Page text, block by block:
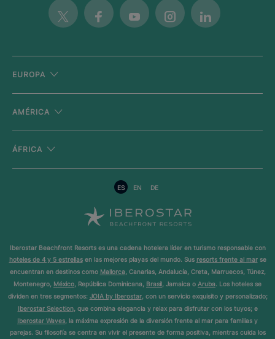
Twitter FacebookYoutubeInstagramLinkedin
EUROPA
AMÉRICA
ÁFRICA
ES EN DE
Iberostar Beachfront Resorts es una cadena hotelera líder en turismo responsable con
hoteles de 4 y 5 estrellasen las mejores playas del mundo. Sus resorts frente al marse
encuentran en destinos como Mallorca, Canarias, Andalucía, Creta, Marruecos, Túnez,
Montenegro, México, República Dominicana, Brasil, Jamaica o Aruba. Los hoteles se
dividen en tres segmentos: JOIA by Iberostar, con un servicio exquisito y personalizado;
Iberostar Selection, que combina elegancia y relax para disfrutar con los tuyos; e
Iberostar Waves, la máxima expresión de la diversión frente al mar para familias y
parejas. Su filosofía se centra en vivir el presente de forma positiva, mientras cuida los